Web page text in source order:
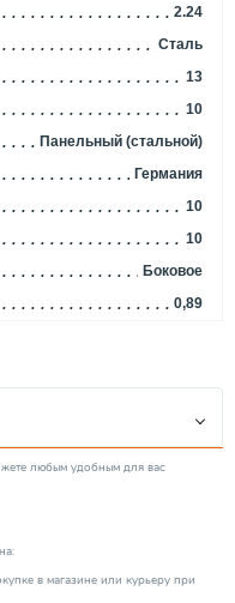
2.24
Сталь
13
10
Панельный (стальной)
Германия
10
10
Боковое
0,89
любым удобным для вас
в магазине или курьеру при